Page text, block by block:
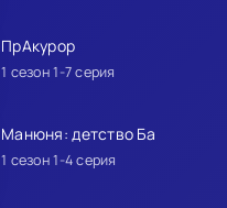
ПрАкурор
1 сезон 1-7 серия
Манюня: детство Ба
1 сезон 1-4 серия